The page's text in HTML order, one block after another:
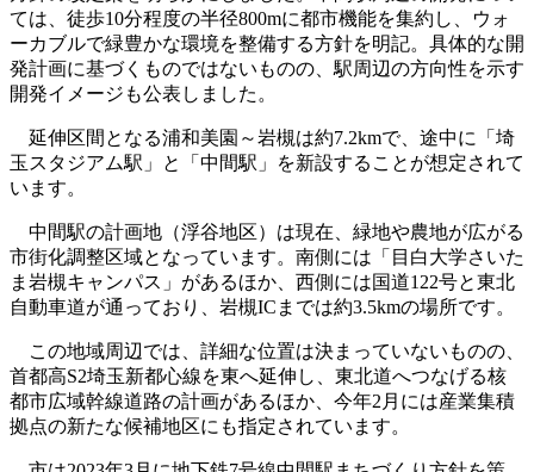
ては、徒歩10分程度の半径800mに都市機能を集約し、ウォ
ーカブルで緑豊かな環境を整備する方針を明記。具体的な開
発計画に基づくものではないものの、駅周辺の方向性を示す
開発イメージも公表しました。
延伸区間となる浦和美園～岩槻は約7.2kmで、途中に「埼
玉スタジアム駅」と「中間駅」を新設することが想定されて
います。
中間駅の計画地（浮谷地区）は現在、緑地や農地が広がる
市街化調整区域となっています。南側には「目白大学さいた
ま岩槻キャンパス」があるほか、西側には国道122号と東北
自動車道が通っており、岩槻ICまでは約3.5kmの場所です。
この地域周辺では、詳細な位置は決まっていないものの、
首都高S2埼玉新都心線を東へ延伸し、東北道へつなげる核
都市広域幹線道路の計画があるほか、今年2月には産業集積
拠点の新たな候補地区にも指定されています。